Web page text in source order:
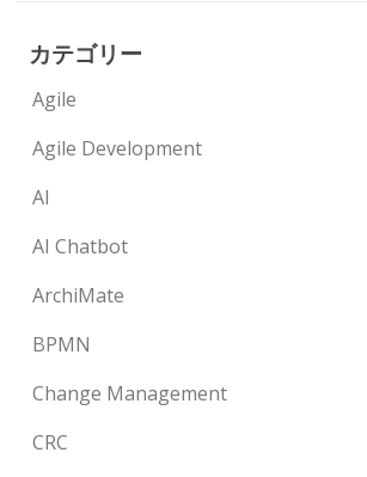
カテゴリー
Agile
Agile Development
AI
AI Chatbot
ArchiMate
BPMN
Change Management
CRC